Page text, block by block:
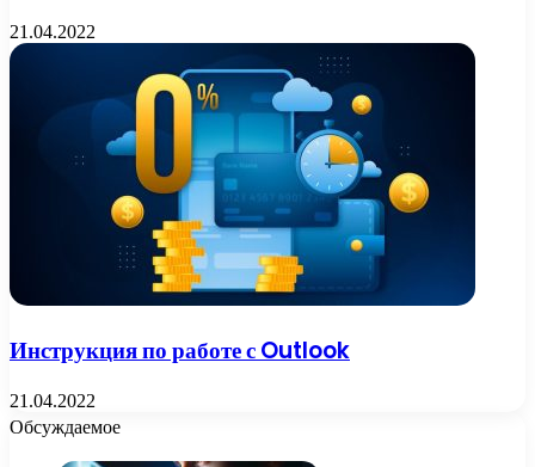
21.04.2022
Инструкция по работе с Outlook
21.04.2022
Обсуждаемое